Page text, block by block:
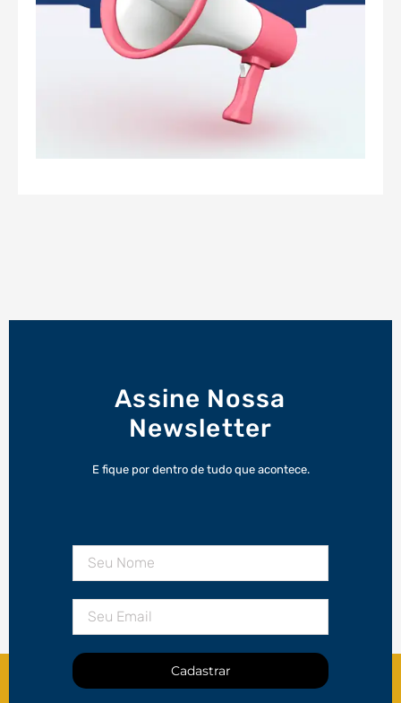
Assine Nossa
Newsletter
E fique por dentro de tudo que acontece.
Cadastrar